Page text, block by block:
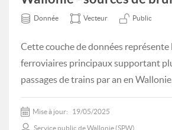
Donnée Vecteur Public
Cette couche de données représente
ferroviaires principaux supportant
passages de trains par an en
Mise à jour: 19/05/2025
Service public de Wallonie (SPW)